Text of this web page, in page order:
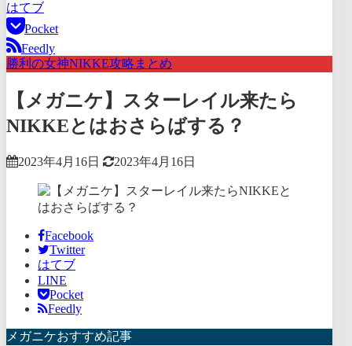
はてブ
Pocket
Feedly
勝利の女神NIKKE攻略まとめ
【メガニケ】スターレイル来たら
NIKKEとはおさらばする？
2023年4月16日 2023年4月16日
Facebook
Twitter
はてブ
LINE
Pocket
Feedly
メガニケおすすめ記事